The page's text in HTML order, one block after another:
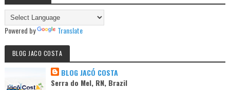
Powered by Translate
BLOG JACO COSTA
BLOG JACÓ COSTA
Serra do Mel, RN, Brazil